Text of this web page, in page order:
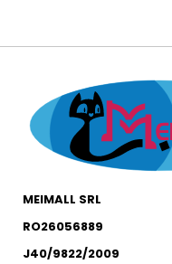
MEIMALL SRL
RO26056889
J40/9822/2009